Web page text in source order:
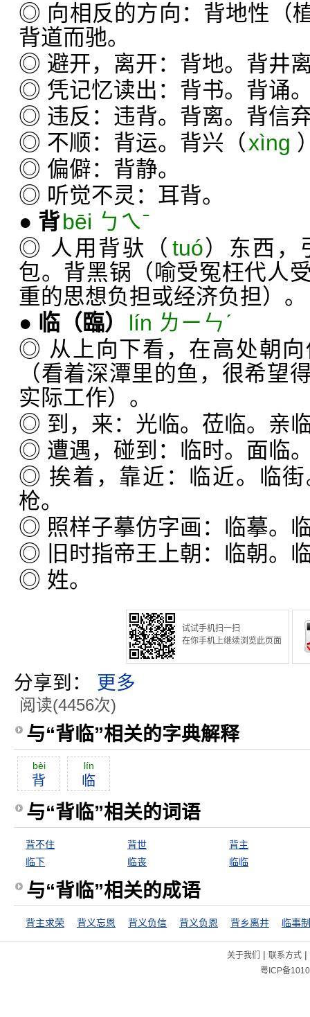
◎ 向相反的方向：背地性（
背道而驰。
◎ 避开，离开：背地。背井
◎ 凭记忆读出：背书。背诵
◎ 违反：违背。背离。背信
◎ 不顺：背运。背兴（xìng
◎ 偏僻：背静。
◎ 听觉不灵：耳背。
● 背bēi ㄅㄟˉ
◎ 人用背驮（ tuó）东西，
包。背黑锅（喻受冤枉代人
重的思想负担或经济负担）。
● 临 （臨）
lín ㄌㄧㄣˊ
◎ 从上向下看，在高处朝
（看着深潭里的鱼，很希望
实际工作）。
◎ 到，来：光临。莅临。亲
◎ 遭遇，碰到：临时。面临
◎ 挨着，靠近：临近。临
枪。
◎ 照样子摹仿字画：临摹。
◎ 旧时指帝王上朝：临朝。
◎ 姓。
试试手机扫一扫
在你手机上继续浏览此页面
分享到： 更多
阅读(4456次)
与“背临”相关的字典解释
bèi
背
lín
临
与“背临”相关的词语
背不住 背世
背主
临下
临丧 临临
与“背临”相关的成语
背主求荣 背义忘恩 背义负信 背义负恩 背乡离井 临事
关于我们 | 联系方式|
粤ICP备